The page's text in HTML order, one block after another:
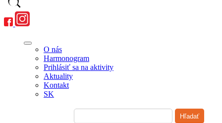
O nás
Harmonogram
Prihlásiť sa na aktivity
Aktuality
Kontakt
SK